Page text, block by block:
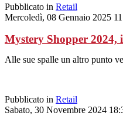
Pubblicato in Retail
Mercoledì, 08 Gennaio 2025
Mystery Shopper 2024,
Alle sue spalle un altro punto
Pubblicato in Retail
Sabato, 30 Novembre 2024